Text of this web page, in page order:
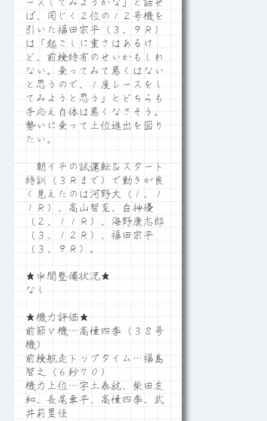
ースしてみようかな」と話せ
ば、同じく２位の１２号機を
引いた福田宗平（３、９Ｒ）
は「起こしに重さはあるけ
ど、前検特有のせいかもしれ
ない。乗ってみて悪くはない
と思うので、１度レースをし
てみようと思う」とどちらも
手応え自体は悪くなさそう。
勢いに乗って上位進出を図り
たい。
朝イチの試運転＆スタート
特訓（３Ｒまで）で動きが良
く見えたのは河野大（１、１
１Ｒ）、高山智至、白神優
（２、１１Ｒ）、海野康志郎
（３、１２Ｒ）、福田宗平
（３、９Ｒ）。
★中間整備状況★
なし
★機力評価★
前節Ｖ機…高憧四季（３８号
機）
前検航走トップタイム…福島
智之（６秒７０）
機力上位…宇土泰就、柴田友
和、長尾章平、高憧四季、武
井莉里佳